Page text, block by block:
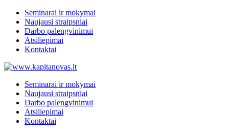
Seminarai ir mokymai
Naujausi straipsniai
Darbo palengvinimui
Atsiliepimai
Kontaktai
Seminarai ir mokymai
Naujausi straipsniai
Darbo palengvinimui
Atsiliepimai
Kontaktai